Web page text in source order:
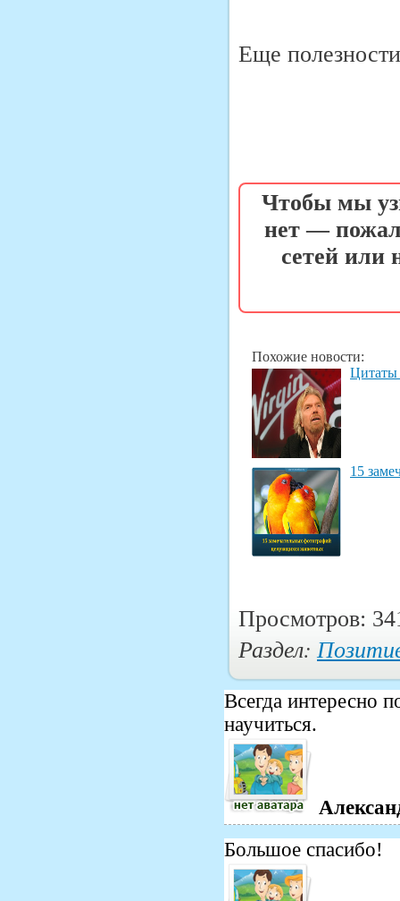
Еще
Чтобы мы
нет —
сетей или
Похожие новости:
Цитаты
15
Просмотров:
Раздел:
Всегда интересно
научиться.
Большое спасибо!